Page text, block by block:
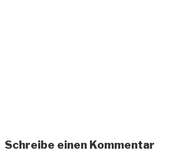
Schreibe einen Kommentar